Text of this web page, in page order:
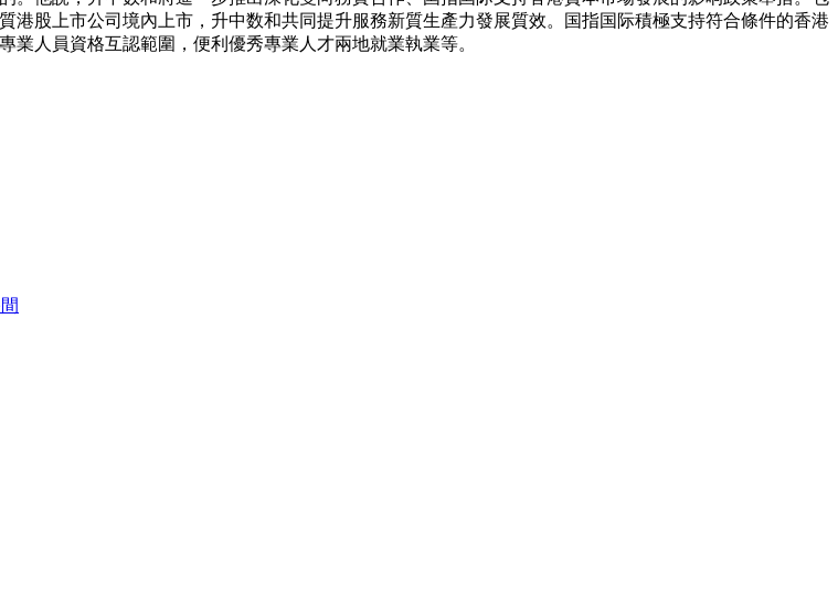
股上市公司境內上市，升中数和共同提升服務新質生產力發展質效。国指国际積極支持符合條件的香港
人員資格互認範圍，便利優秀專業人才兩地就業執業等。